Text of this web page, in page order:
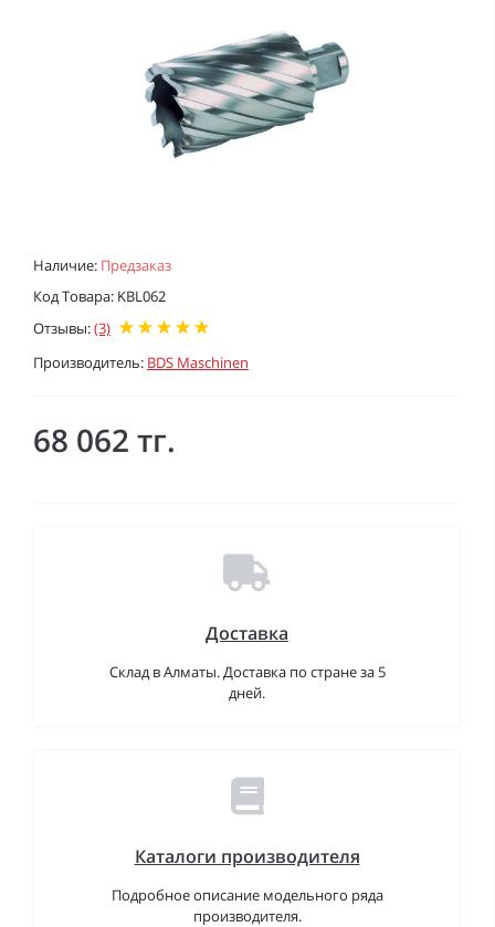
Наличие: Предзаказ
Код Товара: KBL062
Отзывы:(3)
Производитель: BDS Maschinen
68 062 тг.
Доставка
Склад в Алматы. Доставка по стране за 5
дней.
Каталоги производителя
Подробное описание модельного ряда
производителя.